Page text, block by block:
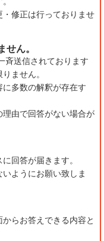
修正は行っておりませ
せん。
斉送信されております
ません。
多数の解釈が存在す
理由で回答がない場合が
回答が届きます。
ようにお願い致しま
らお答えできる内容と